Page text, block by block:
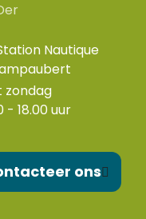
Nautique
zondag
- 18.00 uur
ons